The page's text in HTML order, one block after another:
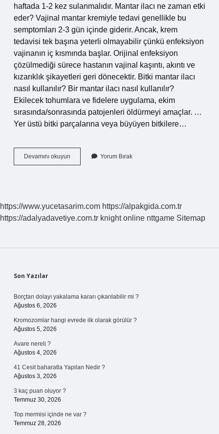
haftada 1-2 kez sulanmalıdır. Mantar ilacı ne zaman etki
eder? Vajinal mantar kremiyle tedavi genellikle bu
semptomları 2-3 gün içinde giderir. Ancak, krem ​​
tedavisi tek başına yeterli olmayabilir çünkü enfeksiyon
vajinanın iç kısmında başlar. Orijinal enfeksiyon
çözülmediği sürece hastanın vajinal kaşıntı, akıntı ve
kızarıklık şikayetleri geri dönecektir. Bitki mantar ilacı
nasıl kullanılır? Bir mantar ilacı nasıl kullanılır?
Ekilecek tohumlara ve fidelere uygulama, ekim
sırasında/sonrasında patojenleri öldürmeyi amaçlar. …
Yer üstü bitki parçalarına veya büyüyen bitkilere…
Devamını okuyun
Ilacı
Yorum Bırak
https://www.yucetasarim.com https://alpakgida.com.tr
https://adalyadavetiye.com.tr knight online nttgame Sitemap
Sidebar
Son Yazılar
Borçtan dolayı yakalama kararı çıkarılabilir mi ?
Ağustos 6, 2026
Kromozomlar hangi evrede ilk olarak görülür ?
Ağustos 5, 2026
Avare nereli ?
Ağustos 4, 2026
41 Cesit baharatla Yapilan Nedir ?
Ağustos 3, 2026
3 kaç puan oluyor ?
Temmuz 30, 2026
Top mermisi içinde ne var ?
Temmuz 28, 2026